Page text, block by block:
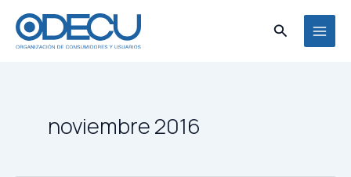
contenido
Buscar
noviembre 2016